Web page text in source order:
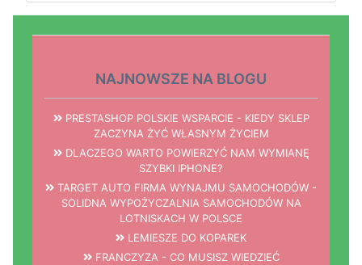
NAJNOWSZE NA BLOGU
PRESTASHOP POLSKIE WSPARCIE - KIEDY SKLEP
ZACZYNA ŻYĆ WŁASNYM ŻYCIEM
DLACZEGO WARTO POWIERZYĆ NAM WYMIANĘ
SZYBKI IPHONE?
TARGET AUTO FIRMA WYNAJMU SAMOCHODÓW -
SOLIDNA WYPOŻYCZALNIA SAMOCHODÓW NA
LOTNISKACH W POLSCE
LEMIESZE DO KOPAREK
FRANCZYZA - CO MUSISZ WIEDZIEĆ